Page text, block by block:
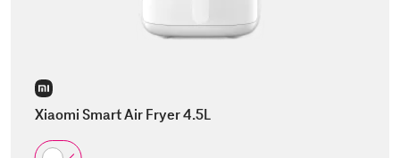
Xiaomi Smart Air Fryer 4.5L